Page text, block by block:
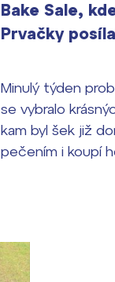
Bake Sale,
Prvačky
Minulý týden
se vybralo
kam byl šek již
pečením i koupí